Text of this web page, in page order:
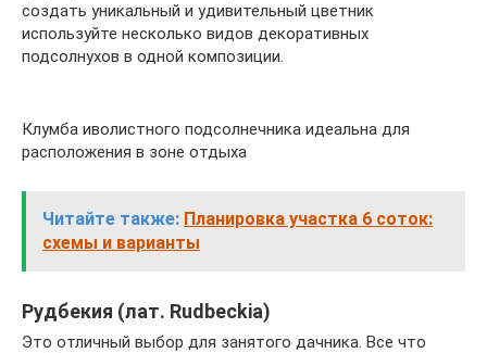
создать уникальный и удивительный цветник
используйте несколько видов декоративных
подсолнухов в одной композиции.
Клумба иволистного подсолнечника идеальна для
расположения в зоне отдыха
Читайте также: Планировка участка 6 соток:
схемы и варианты
Рудбекия (лат. Rudbeckia)
Это отличный выбор для занятого дачника. Все что